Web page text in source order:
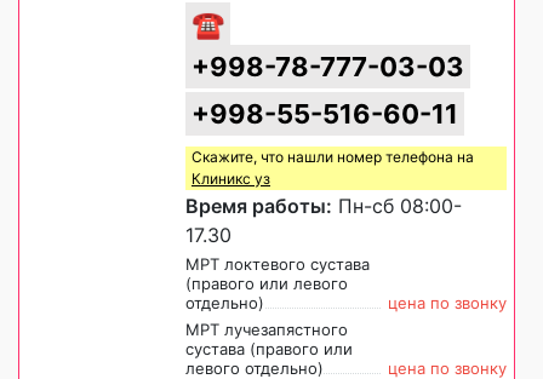
☎
+998-78-777-03-03
+998-55-516-60-11
Скажите, что нашли номер телефона на
Клиникс уз
Время работы: Пн-сб 08:00-
17.30
МРТ локтевого сустава
(правого или левого
отдельно)
цена по звонку
МРТ лучезапястного
сустава (правого или
левого отдельно)
цена по звонку